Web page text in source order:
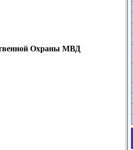
Охраны МВД